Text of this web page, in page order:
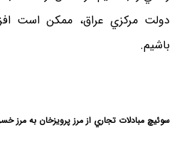
دولت مركزي عراق، ممكن است
باشيم.
سوئيچ مبادلات تجاري از مرز پرويزخان به مرز